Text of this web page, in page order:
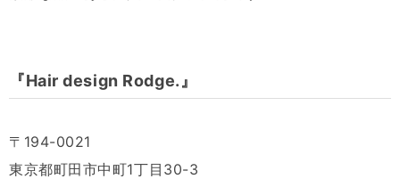
『Hair design Rodge.』
〒194-0021
東京都町田市中町1丁目30-3